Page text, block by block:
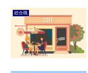
総合職